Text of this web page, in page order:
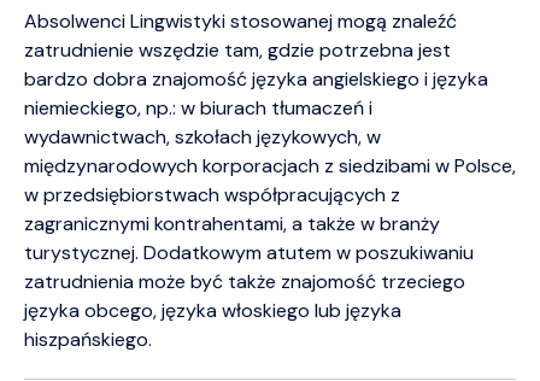
Absolwenci Lingwistyki stosowanej mogą znaleźć
zatrudnienie wszędzie tam, gdzie potrzebna jest
bardzo dobra znajomość języka angielskiego i języka
niemieckiego, np.: w biurach tłumaczeń i
wydawnictwach, szkołach językowych, w
międzynarodowych korporacjach z siedzibami w Polsce,
w przedsiębiorstwach współpracujących z
zagranicznymi kontrahentami, a także w branży
turystycznej. Dodatkowym atutem w poszukiwaniu
zatrudnienia może być także znajomość trzeciego
języka obcego, języka włoskiego lub języka
hiszpańskiego.